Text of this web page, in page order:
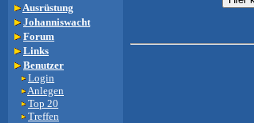
Ausrüstung
Johanniswacht
Forum
Links
Benutzer
Login
Anlegen
Top 20
Treffen